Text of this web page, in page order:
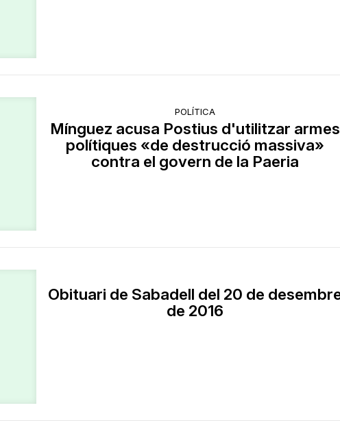
POLÍTICA
Mínguez acusa Postius d'utilitzar armes
polítiques «de destrucció massiva»
contra el govern de la Paeria
Obituari de Sabadell del 20 de
de 2016